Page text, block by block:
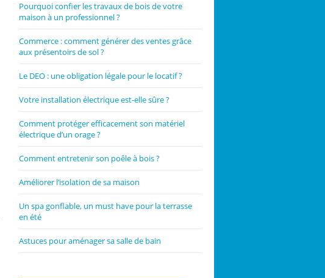
Pourquoi confier les travaux de bois de votre
maison à un professionnel ?
Commerce : comment générer des ventes grâce
aux présentoirs de sol ?
Le DEO : une obligation légale pour le locatif ?
Votre installation électrique est-elle sûre ?
Comment protéger efficacement son matériel
électrique d’un orage ?
Comment entretenir son poêle à bois ?
Améliorer l’isolation de sa maison
Un spa gonflable, un must have pour la terrasse
en été
Astuces pour aménager sa salle de bain